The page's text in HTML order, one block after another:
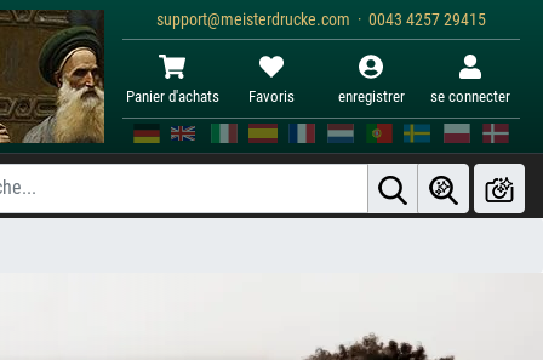
support@meisterdrucke.com · 0043 4257 29415
Panier d'achats Favoris enregistrer se connecter